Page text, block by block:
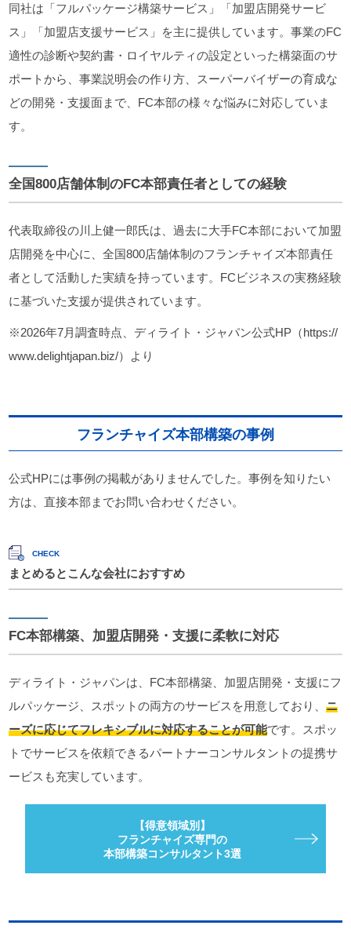
同社は「フルパッケージ構築サービス」「加盟店開発サービ
ス」「加盟店支援サービス」を主に提供しています。事業のFC
適性の診断や契約書・ロイヤルティの設定といった構築面のサ
ポートから、事業説明会の作り方、スーパーバイザーの育成な
どの開発・支援面まで、FC本部の様々な悩みに対応していま
す。
全国800店舗体制のFC本部責任者としての経験
代表取締役の川上健一郎氏は、過去に大手FC本部において加盟
店開発を中心に、全国800店舗体制のフランチャイズ本部責任
者として活動した実績を持っています。FCビジネスの実務経験
に基づいた支援が提供されています。
※2026年7月調査時点、ディライト・ジャパン公式HP（https://
www.delightjapan.biz/）より
フランチャイズ本部構築の事例
公式HPには事例の掲載がありませんでした。事例を知りたい
方は、直接本部までお問い合わせください。
まとめるとこんな会社におすすめ
FC本部構築、加盟店開発・支援に柔軟に対応
ディライト・ジャパンは、FC本部構築、加盟店開発・支援にフ
ルパッケージ、スポットの両方のサービスを用意しており、ニ
ーズに応じてフレキシブルに対応することが可能です。スポッ
トでサービスを依頼できるパートナーコンサルタントの提携サ
ービスも充実しています。
【得意領域別】
フランチャイズ専門の
本部構築コンサルタント3選